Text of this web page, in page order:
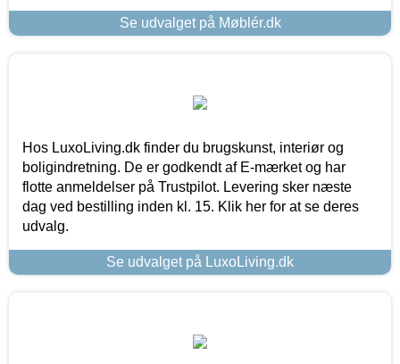
Se udvalget på Møblér.dk
Hos LuxoLiving.dk finder du brugskunst, interiør og
boligindretning. De er godkendt af E-mærket og har
flotte anmeldelser på Trustpilot. Levering sker næste
dag ved bestilling inden kl. 15. Klik her for at se deres
udvalg.
Se udvalget på LuxoLiving.dk